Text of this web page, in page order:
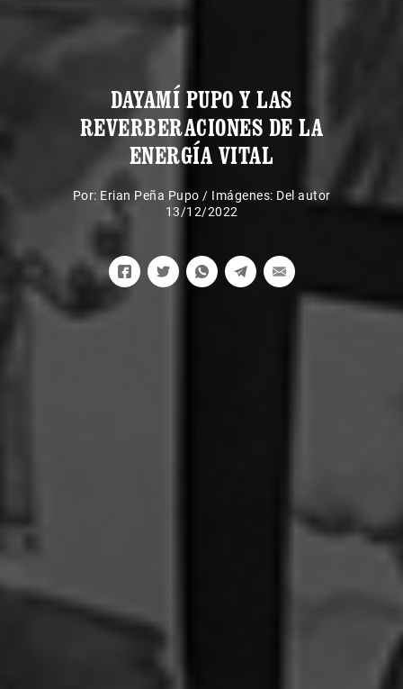
DAYAMÍ PUPO Y LAS
REVERBERACIONES DE LA
ENERGÍA VITAL
Por: Erian Peña Pupo / Imágenes: Del autor
13/12/2022